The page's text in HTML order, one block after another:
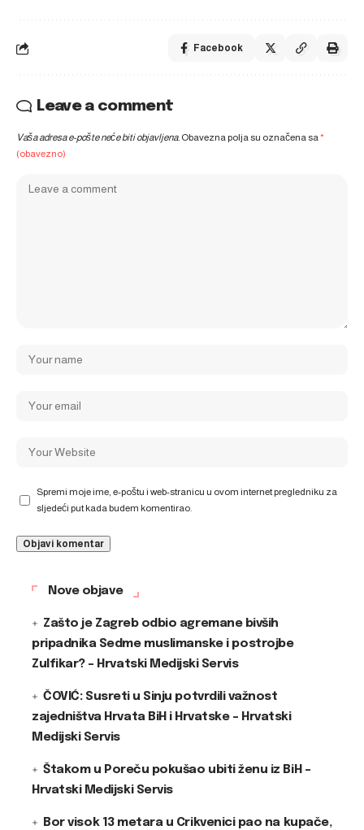
Facebook
Leave a comment
Vaša adresa e-pošte neće biti objavljena. Obavezna polja su označena sa*
(obavezno)
Spremi moje ime, e-poštu i web-stranicu u ovom internet pregledniku za
sljedeći put kada budem komentirao.
Nove objave
Zašto je Zagreb odbio agremane bivših
pripadnika Sedme muslimanske i postrojbe
Zulfikar? – Hrvatski Medijski Servis
ČOVIĆ: Susreti u Sinju potvrdili važnost
zajedništva Hrvata BiH i Hrvatske – Hrvatski
Medijski Servis
Štakom u Poreču pokušao ubiti ženu iz BiH –
Hrvatski Medijski Servis
Bor visok 13 metara u Crikvenici pao na kupače,